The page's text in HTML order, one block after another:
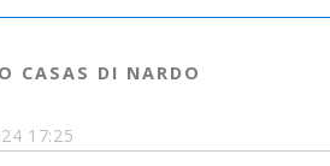
17:25
CASAS DI NARDO